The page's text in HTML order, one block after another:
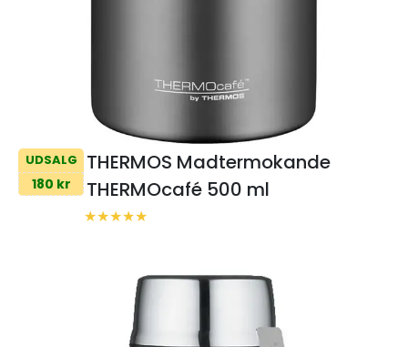
UDSALG
180 kr
THERMOS Madtermokande
THERMOcafé 500 ml